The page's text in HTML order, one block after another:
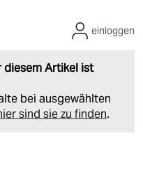
diesem Artikel ist
bei ausgewählten
sind sie zu finden.
einloggen